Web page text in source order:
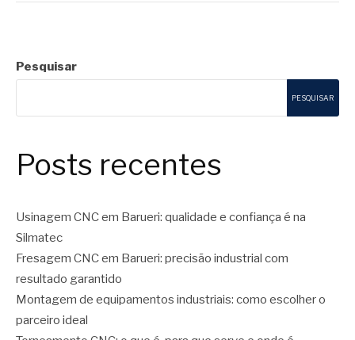
Pesquisar
PESQUISAR
Posts recentes
Usinagem CNC em Barueri: qualidade e confiança é na
Silmatec
Fresagem CNC em Barueri: precisão industrial com
resultado garantido
Montagem de equipamentos industriais: como escolher o
parceiro ideal